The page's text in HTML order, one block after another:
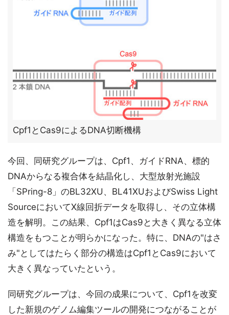
Cpf1とCas9によるDNA切断機構
今回、同研究グループは、Cpf1、ガイドRNA、標的
DNAからなる複合体を結晶化し、大型放射光施設
「SPring-8」のBL32XU、BL41XUおよびSwiss Light
SourceにおいてX線回折データを取得し、その立体構
造を解明。この結果、Cpf1はCas9と大きく異なる立体
構造をもつことが明らかになった。特に、DNAの"はさ
み"としてはたらく部分の構造はCpf1とCas9において
大きく異なっていたという。
同研究グループは、今回の成果について、Cpf1を改変
した新規のゲノム編集ツールの開発につながることが